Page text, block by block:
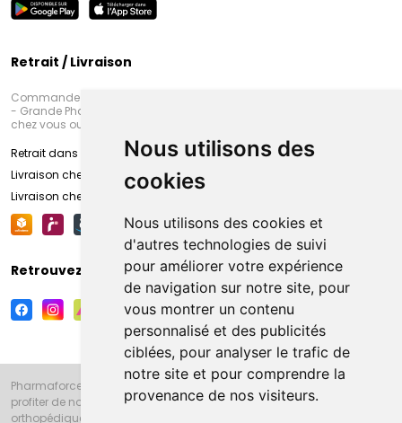
Nous utilisons des
cookies
Nous utilisons des cookies et
d'autres technologies de suivi
pour améliorer votre expérience
de navigation sur notre site, pour
vous montrer un contenu
personnalisé et des publicités
ciblées, pour analyser le trafic de
notre site et pour comprendre la
provenance de nos visiteurs.
Retrait / Livraison
Commandez en ligne et venez chercher votre commande à Amiens
- Grande Pharmacie d’Amiens (Fachon) ou recevez-là rapidement
chez vous ou en point retrait
Retrait dans la pharmacie d’Amiens
Livraison chez vous
Livraison chez votre commerçant
Retrouvez-nous sur vos réseaux sociaux
Pharmaforce.fr et la Grande Pharmacie d’Amiens vous souhaitent de
profiter de notre accueil, de nos conseils pharmaceutiques,
orthopédiques, homéopathiques, parapharmaceutiques, beauté et